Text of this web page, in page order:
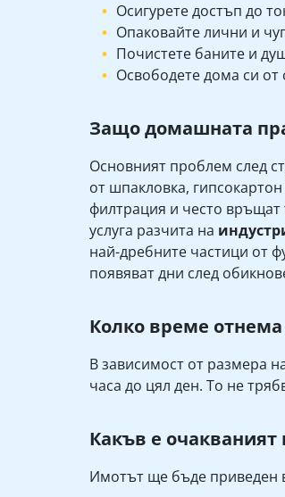
Осигурете достъп до
Опаковайте лични и
Почистете баните и
Освободете дома си
Защо домашната
Основният проблем след
от шпакловка,
филтрация и често връщат
услуга разчита на
най-дребните частици от
появяват дни след
Колко време отнема
В зависимост от размера
часа до цял ден. То не
Какъв е очакваният
Имотът ще бъде приведен